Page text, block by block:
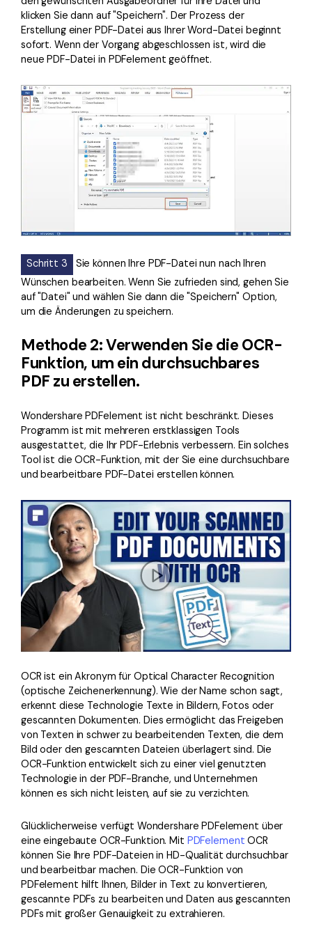
klicken Sie dann auf "Speichern". Der Prozess der
Erstellung einer PDF-Datei aus Ihrer Word-Datei beginnt
sofort. Wenn der Vorgang abgeschlossen ist, wird die
neue PDF-Datei in PDFelement geöffnet.
Schritt 3
Sie können Ihre PDF-Datei nun nach Ihren
Wünschen bearbeiten. Wenn Sie zufrieden sind, gehen Sie
auf "Datei" und wählen Sie dann die "Speichern" Option,
um die Änderungen zu speichern.
Methode 2: Verwenden Sie die OCR-
Funktion, um ein durchsuchbares
PDF zu erstellen.
Wondershare PDFelement ist nicht beschränkt. Dieses
Programm ist mit mehreren erstklassigen Tools
ausgestattet, die Ihr PDF-Erlebnis verbessern. Ein solches
Tool ist die OCR-Funktion, mit der Sie eine durchsuchbare
und bearbeitbare PDF-Datei erstellen können.
OCR ist ein Akronym für Optical Character Recognition
(optische Zeichenerkennung). Wie der Name schon sagt,
erkennt diese Technologie Texte in Bildern, Fotos oder
gescannten Dokumenten. Dies ermöglicht das Freigeben
von Texten in schwer zu bearbeitenden Texten, die dem
Bild oder den gescannten Dateien überlagert sind. Die
OCR-Funktion entwickelt sich zu einer viel genutzten
Technologie in der PDF-Branche, und Unternehmen
können es sich nicht leisten, auf sie zu verzichten.
Glücklicherweise verfügt Wondershare PDFelement über
eine eingebaute OCR-Funktion. Mit PDFelement OCR
können Sie Ihre PDF-Dateien in HD-Qualität durchsuchbar
und bearbeitbar machen. Die OCR-Funktion von
PDFelement hilft Ihnen, Bilder in Text zu konvertieren,
gescannte PDFs zu bearbeiten und Daten aus gescannten
PDFs mit großer Genauigkeit zu extrahieren.